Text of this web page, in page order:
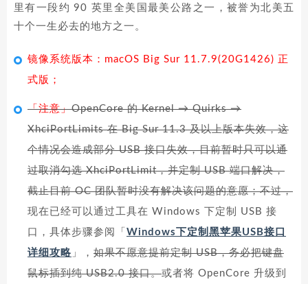
里有一段约 90 英里全美国最美公路之一，被誉为北美五
十个一生必去的地方之一。
镜像系统版本：macOS Big Sur 11.7.9(20G1426) 正
式版；
「注意」OpenCore 的 Kernel → Quirks →
XhciPortLimits 在 Big Sur 11.3 及以上版本失效，这
个情况会造成部分 USB 接口失效，目前暂时只可以通
过取消勾选 XhciPortLimit，并定制 USB 端口解决，
截止目前 OC 团队暂时没有解决该问题的意愿；不过，
现在已经可以通过工具在 Windows 下定制 USB 接
口，具体步骤参阅「 Windows下定制黑苹果USB接口
详细攻略 」， 如果不愿意提前定制 USB，务必把键盘
鼠标插到纯 USB2.0 接口。或者将 OpenCore 升级到